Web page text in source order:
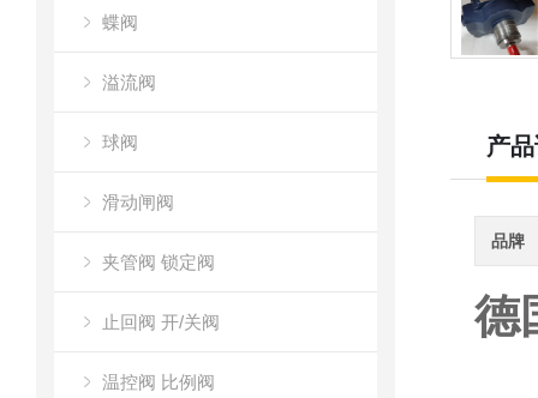
蝶阀
溢流阀
球阀
滑动闸阀
夹管阀 锁定阀
止回阀 开/关阀
温控阀 比例阀
产
品牌
德